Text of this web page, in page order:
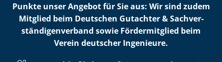
Punkte unser Angebot für Sie aus: Wir sind zudem
Mitglied beim Deutschen Gutachter & Sach­ver­
stän­di­gen­ver­band sowie Fördermitglied beim
Verein deutscher Ingenieure.